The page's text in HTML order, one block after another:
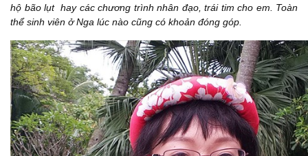
hộ bão lụt hay các chương trình nhân đạo, trái tim cho em. Toàn
thể sinh viên ở Nga lúc nào cũng có khoản đóng góp.